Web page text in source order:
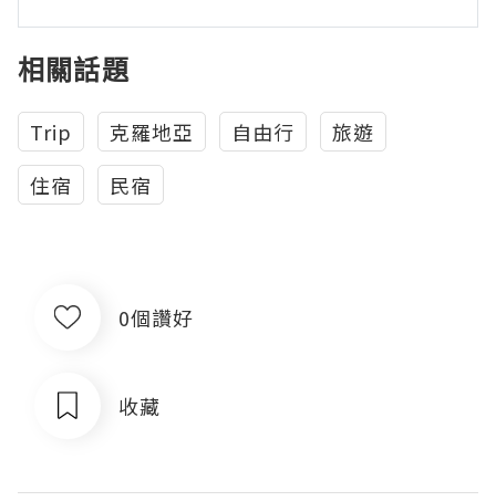
相關話題
Trip 克羅地亞 自由行
旅遊
住宿
民宿
0個讚好
收藏